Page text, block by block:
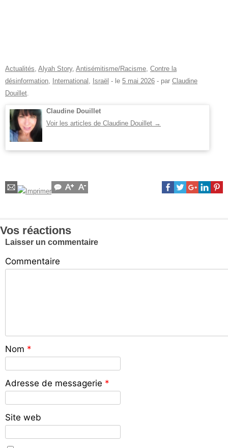
Actualités, Alyah Story, Antisémitisme/Racisme, Contre la
désinformation, International , Israël - le 5 mai 2026 - par Claudine
Douillet.
Claudine Douillet
Voir les articles de Claudine Douillet →
Vos réactions
Laisser un commentaire
Commentaire
Nom *
Adresse de messagerie *
Site web